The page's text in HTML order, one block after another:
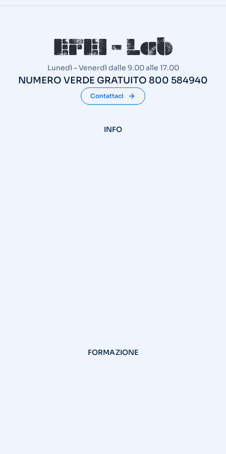
Lunedì – Venerdì dalle 9.00 alle 17.00
NUMERO VERDE GRATUITO 800 584940
Contattaci
INFO
FORMAZIONE